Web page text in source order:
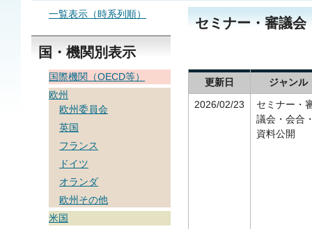
一覧表示（時系列順）
国・機関別表示
国際機関（OECD等）
欧州
欧州委員会
英国
フランス
ドイツ
オランダ
欧州その他
米国
セミナー・審議会
更新日
ジャンル
2026/02/23
セミナー・
議会・会合
資料公開